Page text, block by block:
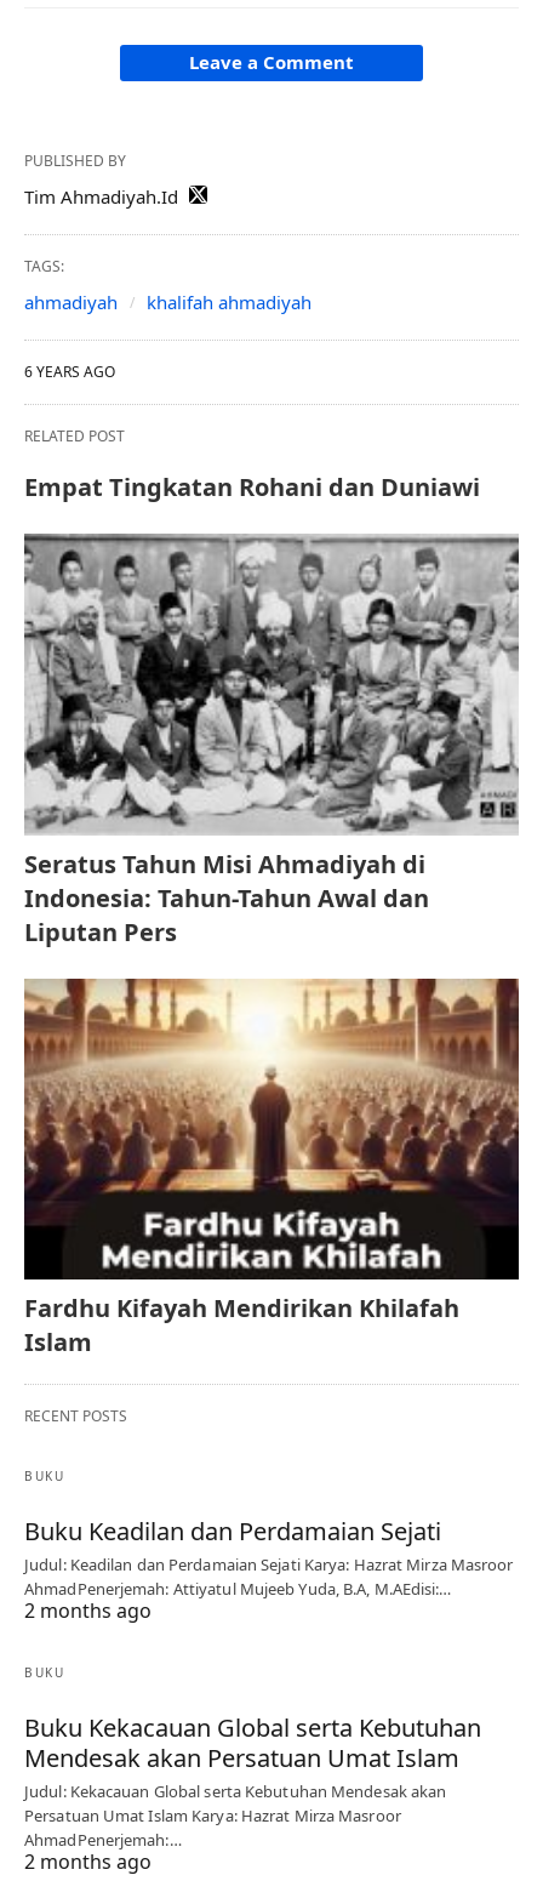
Leave a Comment
PUBLISHED BY
Tim Ahmadiyah.Id
TAGS:
ahmadiyah khalifah ahmadiyah
6 YEARS AGO
RELATED POST
Empat Tingkatan Rohani dan Duniawi
Seratus Tahun Misi Ahmadiyah di
Indonesia: Tahun-Tahun Awal dan
Liputan Pers
Fardhu Kifayah Mendirikan Khilafah
Islam
RECENT POSTS
BUKU
Buku Keadilan dan Perdamaian Sejati
Judul: Keadilan dan Perdamaian Sejati Karya: Hazrat Mirza Masroor
AhmadPenerjemah: Attiyatul Mujeeb Yuda, B.A, M.AEdisi:…
2 months ago
BUKU
Buku Kekacauan Global serta Kebutuhan
Mendesak akan Persatuan Umat Islam
Judul: Kekacauan Global serta Kebutuhan Mendesak akan
Persatuan Umat Islam Karya: Hazrat Mirza Masroor
AhmadPenerjemah:…
2 months ago